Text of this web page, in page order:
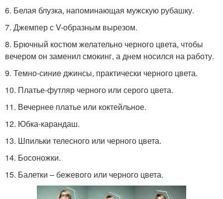
6. Белая блузка, напоминающая мужскую рубашку.
7. Джемпер с V-образным вырезом.
8. Брючный костюм желательно черного цвета, чтобы
вечером он заменил смокинг, а днем носился на работу.
9. Темно-синие джинсы, практически черного цвета.
10. Платье-футляр черного или серого цвета.
11. Вечернее платье или коктейльное.
12. Юбка-карандаш.
13. Шпильки телесного или черного цвета.
14. Босоножки.
15. Балетки – бежевого или черного цвета.